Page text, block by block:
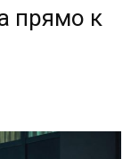
прямо к